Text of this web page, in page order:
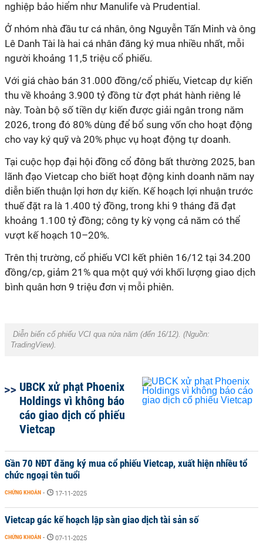
nghiệp bảo hiểm như Manulife và Prudential.
Ở nhóm nhà đầu tư cá nhân, ông Nguyễn Tấn Minh và ông
Lê Danh Tài là hai cá nhân đăng ký mua nhiều nhất, mỗi
người khoảng 11,5 triệu cổ phiếu.
Với giá chào bán 31.000 đồng/cổ phiếu, Vietcap dự kiến
thu về khoảng 3.900 tỷ đồng từ đợt phát hành riêng lẻ
này. Toàn bộ số tiền dự kiến được giải ngân trong năm
2026, trong đó 80% dùng để bổ sung vốn cho hoạt động
cho vay ký quỹ và 20% phục vụ hoạt động tự doanh.
Tại cuộc họp đại hội đồng cổ đông bất thường 2025, ban
lãnh đạo Vietcap cho biết hoạt động kinh doanh năm nay
diễn biến thuận lợi hơn dự kiến. Kế hoạch lợi nhuận trước
thuế đặt ra là 1.400 tỷ đồng, trong khi 9 tháng đã đạt
khoảng 1.100 tỷ đồng; công ty kỳ vọng cả năm có thể
vượt kế hoạch 10–20%.
Trên thị trường, cổ phiếu VCI kết phiên 16/12 tại 34.200
đồng/cp, giảm 21% qua một quý với khối lượng giao dịch
bình quân hơn 9 triệu đơn vị mỗi phiên.
Diễn biến cổ phiếu VCI qua nửa năm (đến 16/12). (Nguồn:
TradingView).
UBCK xử phạt Phoenix
Holdings vì không báo
cáo giao dịch cổ phiếu
Vietcap
Gần 70 NĐT đăng ký mua cổ phiếu Vietcap, xuất hiện nhiều tổ
chức ngoại tên tuổi
CHỨNG KHOÁN - 17-11-2025
Vietcap gác kế hoạch lập sàn giao dịch tài sản số
CHỨNG KHOÁN - 07-11-2025